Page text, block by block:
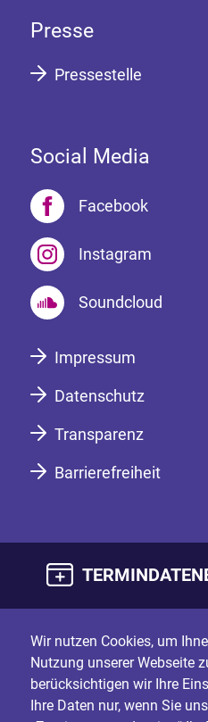
Presse
Pressestelle
Social Media
Facebook
Instagram
Soundcloud
Impressum
Datenschutz
Transparenz
Barrierefreiheit
Wir nutzen Cookies, um
Nutzung unserer Webseite
berücksichtigen wir Ihre
Ihre Daten nur, wenn Sie